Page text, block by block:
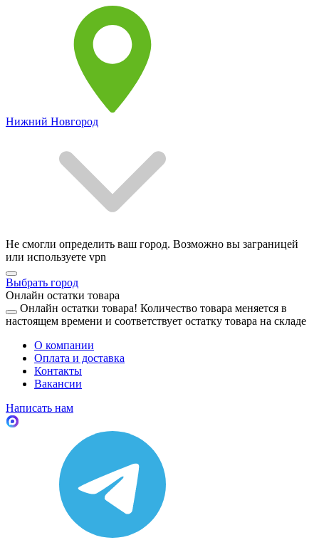
Нижний Новгород
Не смогли определить ваш город. Возможно вы заграницей
или используете vpn
Выбрать город
Онлайн остатки товара
Онлайн остатки товара! Количество товара меняется в
настоящем времени и соответствует остатку товара на складе
О компании
Оплата и доставка
Контакты
Вакансии
Написать нам